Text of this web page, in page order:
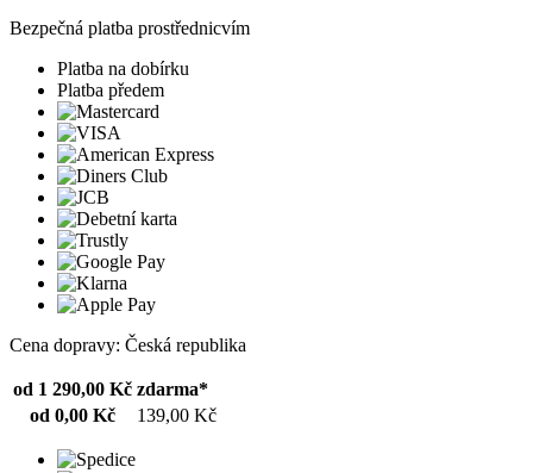
Bezpečná platba prostřednicvím
Platba na dobírku
Platba předem
Cena dopravy: Česká republika
od 1 290,00 Kč zdarma*
od 0,00 Kč
139,00 Kč